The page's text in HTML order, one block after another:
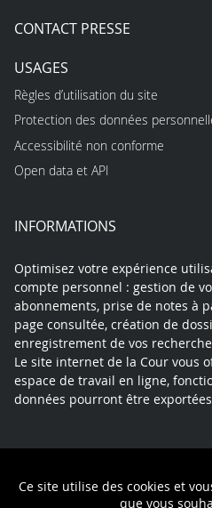
Ce site utilise des cookies et
que vous
CONTACT PRESSE
USAGES
Règles d’utilisation du site
Protection des données
Accessibilité non conforme
Open data et API
INFORMATIONS
Optimisez votre expérience
compte personnel : gestion de
abonnements, prise de notes à
page consultée, création de
enregistrement de vos
Le site internet de la Cour vous
espace de travail en ligne,
données pourront être
Politique de